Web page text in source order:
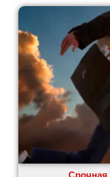
Стебник
Стоянка
Стрый
Сумы
Светловодск
Святопетровское
Тальное
Тарасовка
Тернополь
Терновка
Трусковец
Тульчин